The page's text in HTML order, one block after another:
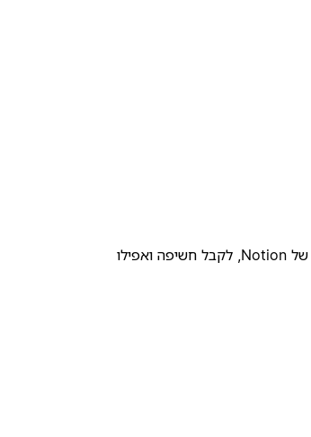
להעלות את התבנית שלכם לגלריית התבניות של Notion, לקבל חשיפה ואפילו